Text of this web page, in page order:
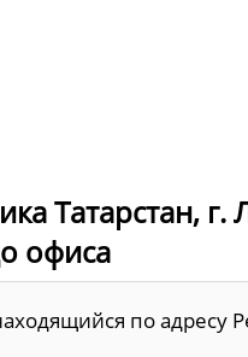
Татарстан, г.
офиса
по адресу